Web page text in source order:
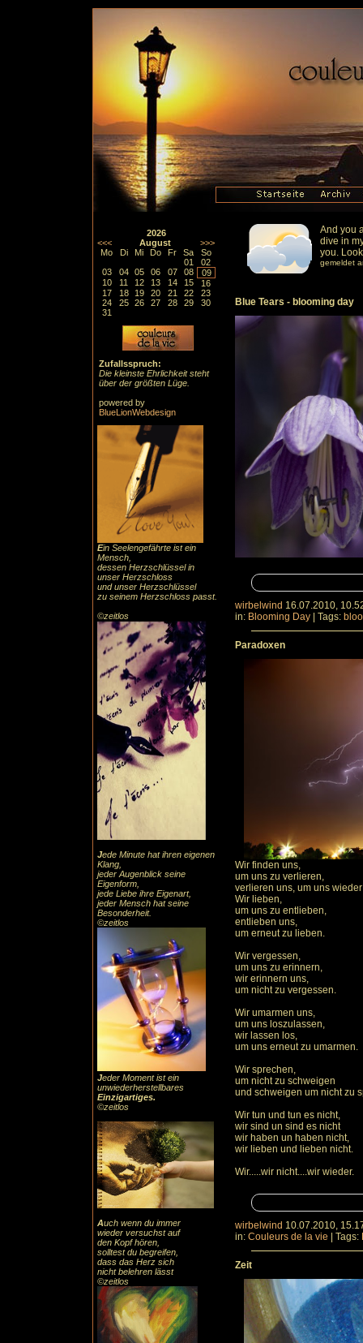
2026
<<<
August
>>>
Mo
Di Mi Do Fr Sa
So
01
02
03
04 05 06 07 08
09
10
11 12 13 14 15
16
17
18 19 20 21 22
23
24
25 26 27 28 29
30
31
Zufallsspruch:
Die kleinste Ehrlichkeit steht
über der größten Lüge.
powered by
BlueLionWebdesign
Ein Seelengefährte ist ein
Mensch,
dessen Herzschlüssel in
unser Herzschloss
und unser Herzschlüssel
zu seinem Herzschloss passt.
©zeitlos
Jede Minute hat ihren eigenen
Klang,
jeder Augenblick seine
Eigenform,
jede Liebe ihre Eigenart,
jeder Mensch hat seine
Besonderheit.
©zeitlos
Jeder Moment ist ein
unwiederherstellbares
Einzigartiges.
©zeitlos
Auch wenn du immer
wieder versuchst auf
den Kopf hören,
solltest du begreifen,
dass das Herz sich
nicht belehren lässt
©zeitlos
And you
dive in
you.
gemeldet
Blue Tears - blooming day
wirbelwind 16.07.2010,
in: Blooming Day Tags:
Paradoxen
Wir finden uns,
um uns zu verlieren,
verlieren uns, um uns
Wir lieben,
um uns zu entlieben,
entlieben uns,
um erneut zu lieben.
Wir vergessen,
um uns zu erinnern,
wir erinnern uns,
um nicht zu vergessen.
Wir umarmen uns,
um uns loszulassen,
wir lassen los,
um uns erneut zu umarmen.
Wir sprechen,
um nicht zu schweigen
und schweigen um nicht zu
Wir tun und tun es nicht,
wir sind un sind es nicht
wir haben un haben nicht,
wir lieben und lieben nicht.
Wir.....wir nicht....wir wieder.
wirbelwind 10.07.2010,
in: Couleurs de la vie Tags:
Zeit